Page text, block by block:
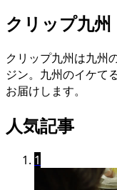
クリップ九州
クリップ九州は九州
ジン。九州のイケて
お届けします。
人気記事
1